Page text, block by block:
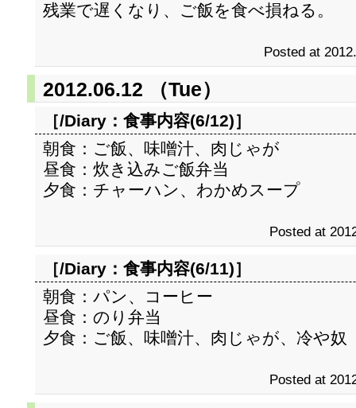
残業で遅くなり、ご飯を食べ損ねる。
Posted at
2012.06.12 （Tue）
［/Diary： 食事内容(6/12)］
朝食：ご飯、味噌汁、肉じゃが
昼食：炊き込みご飯弁当
夕食：チャーハン、わかめスープ
Posted at
［/Diary： 食事内容(6/11)］
朝食：パン、コーヒー
昼食：のり弁当
夕食：ご飯、味噌汁、肉じゃが、冷や奴
Posted at